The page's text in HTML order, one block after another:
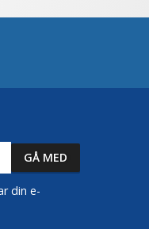
din e-